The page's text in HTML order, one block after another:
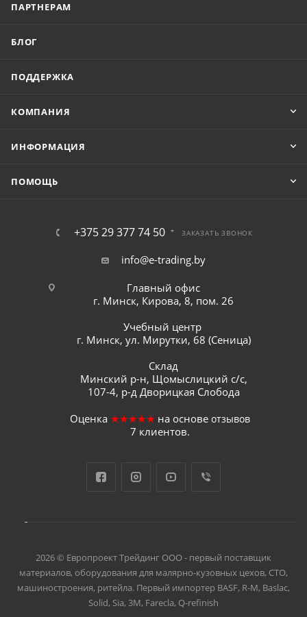
ПАРТНЕРАМ
БЛОГ
ПОДДЕРЖКА
КОМПАНИЯ
ИНФОРМАЦИЯ
ПОМОЩЬ
+375 29 377 74 50 ЗАКАЗАТЬ ЗВОНОК
info@e-trading.by
Главный офис
г. Минск, Кирова, 8, пом. 26
Учебный центр
г. Минск, ул. Мирутки, 68 (Сеница)
Склад
Минский р-н, Щомыслицкий с/с,
107-4, р-д Дворицкая Слобода
Оценка ★★★★★ на основе отзывов
7 клиентов.
2026 © Европроект Tрейдинг ООО - первый поставщик
материалов, оборудования для малярно-кузовных цехов, СТО,
машиностроения, ритейла. Первый импортер BASF, R-M, Baslac,
Solid, Sia, 3M, Farecla, Q-refinish